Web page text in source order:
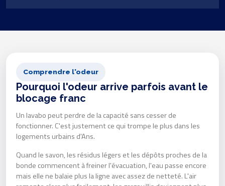
Comprendre l'odeur
Pourquoi l'odeur arrive parfois avant le
blocage franc
Un lavabo peut perdre de la capacité sans cesser de
fonctionner. C'est justement ce qui trompe le plus dans les
logements urbains d'Ans.
Quand le savon, les résidus légers et les dépôts proches de la
bonde commencent à freiner l'évacuation, l'eau passe encore
mais elle ne balaie plus la ligne avec assez de netteté. L'air